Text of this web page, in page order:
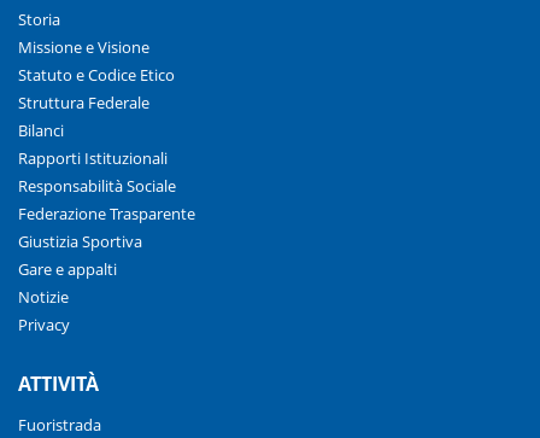
Storia
Missione e Visione
Statuto e Codice Etico
Struttura Federale
Bilanci
Rapporti Istituzionali
Responsabilità Sociale
Federazione Trasparente
Giustizia Sportiva
Gare e appalti
Notizie
Privacy
ATTIVITÀ
Fuoristrada